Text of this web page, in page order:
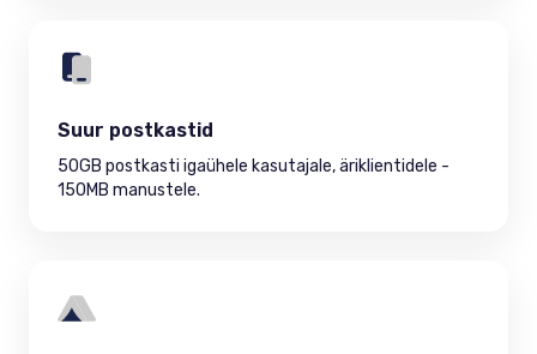
Suur postkastid
50GB postkasti igaühele kasutajale, äriklientidele -
150MB manustele.